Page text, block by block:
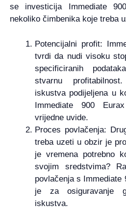
se investicija Immediate
nekoliko čimbenika koje treba
Potencijalni profit:
tvrdi da nudi visoku
specificiranih
stvarnu
iskustva podijeljena u
Immediate 900
vrijedne uvide.
Proces povlačenja:
treba uzeti u obzir je
je vremena potrebno
svojim sredstvima?
povlačenja s Immediate
je za osiguravanje
iskustva.